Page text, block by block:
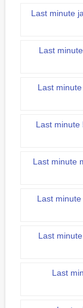
Last minute
Last
Last
Last minute
Last minute
Last
Last
Last